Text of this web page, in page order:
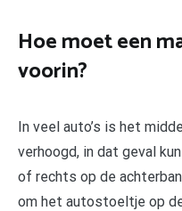
Hoe moet een
voorin?
In veel auto’s is het
verhoogd, in dat geval
of rechts op de
om het autostoeltje op